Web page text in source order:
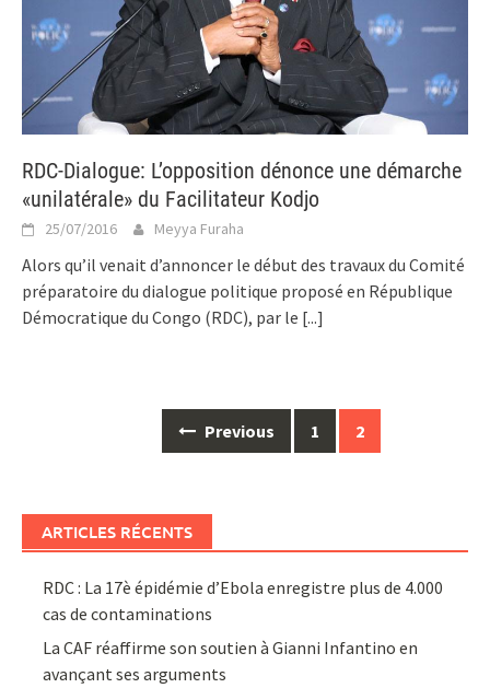
RDC-Dialogue: L’opposition dénonce une démarche
«unilatérale» du Facilitateur Kodjo
25/07/2016 Meyya Furaha
Alors qu’il venait d’annoncer le début des travaux du Comité
préparatoire du dialogue politique proposé en République
Démocratique du Congo (RDC), par le [...]
Previous 1 2
ARTICLES RÉCENTS
RDC : La 17è épidémie d’Ebola enregistre plus de 4.000
cas de contaminations
La CAF réaffirme son soutien à Gianni Infantino en
avançant ses arguments